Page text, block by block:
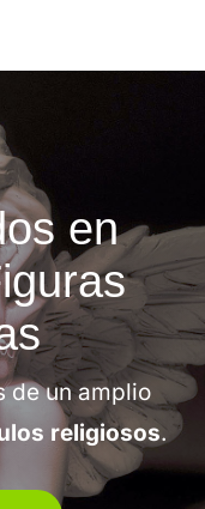
en
de un amplio
religiosos.